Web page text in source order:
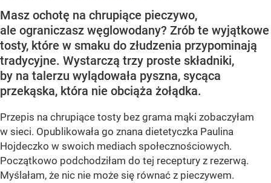
Masz ochotę na chrupiące pieczywo,
ale ograniczasz węglowodany? Zrób te wyjątkowe
tosty, które w smaku do złudzenia przypominają
tradycyjne. Wystarczą trzy proste składniki,
by na talerzu wylądowała pyszna, sycąca
przekąska, która nie obciąża żołądka.
Przepis na chrupiące tosty bez grama mąki zobaczyłam
w sieci. Opublikowała go znana dietetyczka Paulina
Hojdeczko w swoich mediach społecznościowych.
Początkowo podchodziłam do tej receptury z rezerwą.
Myślałam, że nic nie może się równać z pieczywem.